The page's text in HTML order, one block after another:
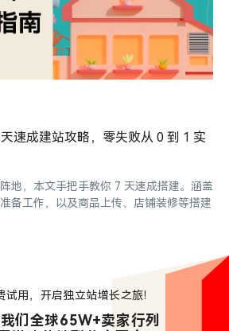
速成建站攻略，零失败从 0 到 1 实
地，本文手把手教你 7 天速成搭建。涵盖
备工作，以及商品上传、店铺装修等搭建
试用，开启独立站增长之旅！
们全球65W+卖家行列